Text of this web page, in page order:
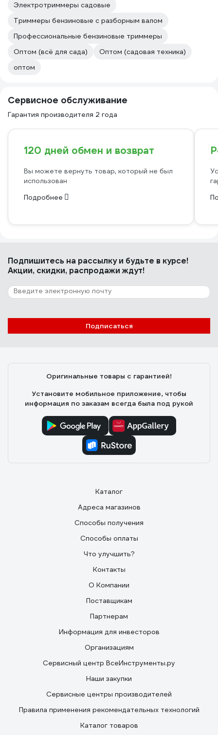
Электротриммеры садовые
Триммеры бензиновые с разборным валом
Профессиональные бензиновые триммеры
Оптом (всё для сада)
Оптом (садовая техника)
оптом
Сервисное обслуживание
Гарантия производителя 2 года
120 дней обмен и возврат
Вы можете вернуть товар, который не был
использован
Подробнее
Подпишитесь на рассылкуи будьте в курсе!
Акции, скидки, распродажи ждут!
Подписаться
Оригинальные товары с гарантией!
Установите мобильное приложение, чтобы
информация по заказам всегда была под рукой
Каталог
Адреса магазинов
Способы получения
Способы оплаты
Что улучшить?
Контакты
О Компании
Поставщикам
Партнерам
Информация для инвесторов
Организациям
Сервисный центр ВсеИнструменты.ру
Наши закупки
Сервисные центры производителей
Правила применения рекомендательных технологий
Каталог товаров